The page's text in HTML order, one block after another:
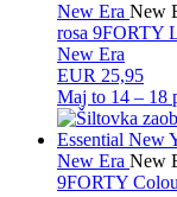
New Era New
rosa 9FORTY
New Era
EUR 25,95
Maj to 14 – 18
New Era New
9FORTY